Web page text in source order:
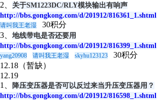
2、
关于SM1223DC/RLY模块输出有响声
http://bbs.gongkong.com/d/201912/816361_1.shtml
请叫我王老湿
30积分
3、 地线带电是否还要用
http://bbs.gongkong.com/d/201912/816399_1.shtml
yang20908 请叫我王老湿 skyhu123123
30积分
12.18（暂缺）
12.19
1、
降压变压器是否可以反过来当升压变压器用？
http://bbs.gongkong.com/d/201912/816598_1.shtml